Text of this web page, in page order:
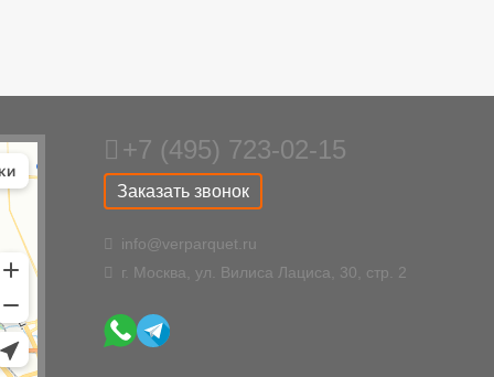
+7 (495) 723-02-15
Заказать звонок
info@verparquet.ru
г. Москва, ул. Вилиса Лациса, 30, стр. 2